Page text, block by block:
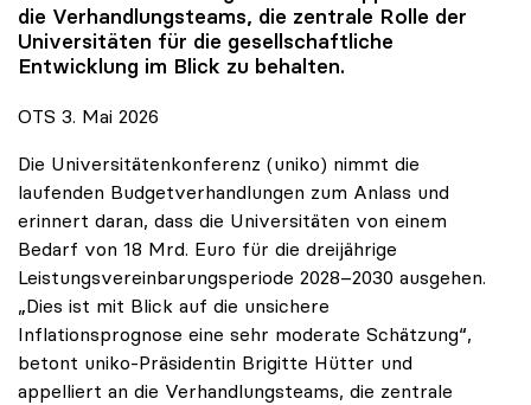
die Verhandlungsteams, die zentrale Rolle der
Universitäten für die gesellschaftliche
Entwicklung im Blick zu behalten.
OTS 3. Mai 2026
Die Universitätenkonferenz (uniko) nimmt die
laufenden Budgetverhandlungen zum Anlass und
erinnert daran, dass die Universitäten von einem
Bedarf von 18 Mrd. Euro für die dreijährige
Leistungsvereinbarungsperiode 2028–2030 ausgehen.
„Dies ist mit Blick auf die unsichere
Inflationsprognose eine sehr moderate Schätzung“,
betont uniko-Präsidentin Brigitte Hütter und
appelliert an die Verhandlungsteams, die zentrale